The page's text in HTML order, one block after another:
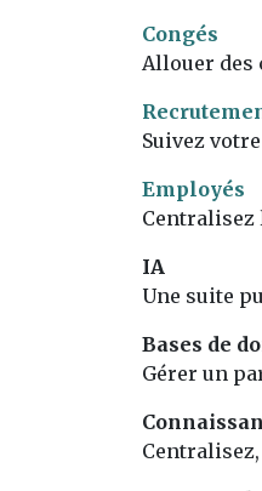
Congés
Allouer des
Suivez
Employés
Centralisez
IA
Une suite
Bases de
Gérer un